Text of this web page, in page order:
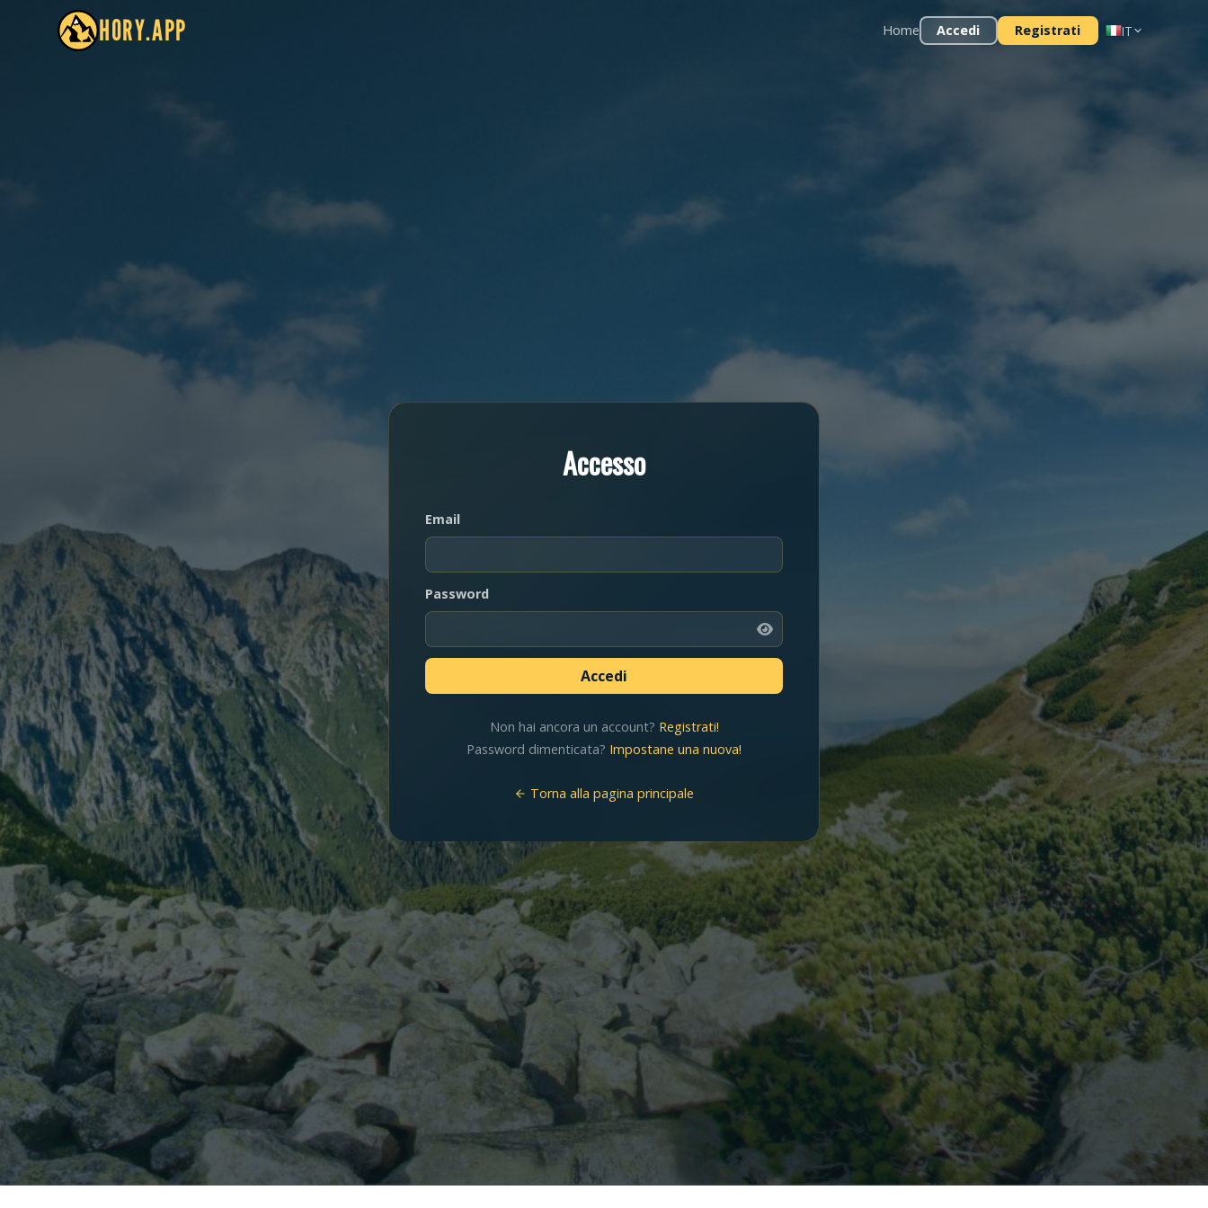
HORY.APP Home Accedi Registrati IT
Accesso
Email
Password
Non hai ancora un account? Registrati!
Password dimenticata? Impostane una nuova!
Torna alla pagina principale